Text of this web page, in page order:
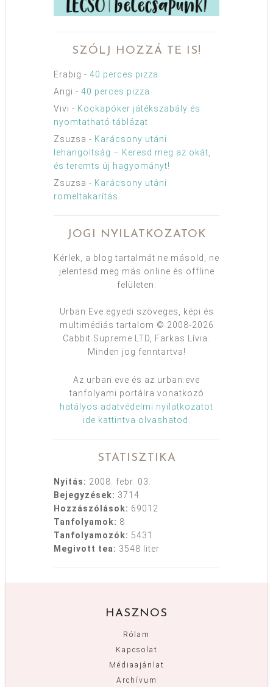
SZÓLJ HOZZÁ TE IS!
Erabig - 40 perces pizza
Angi - 40 perces pizza
Vivi - Kockapóker játékszabály és
nyomtatható táblázat
Zsuzsa - Karácsony utáni
lehangoltság – Keresd meg az okát,
és teremts új hagyományt!
Zsuzsa - Karácsony utáni
romeltakarítás
JOGI NYILATKOZATOK
Kérlek, a blog tartalmát ne másold, ne
jelentesd meg más online és offline
felületen.
Urban:Eve egyedi szöveges, képi és
multimédiás tartalom © 2008-2026
Cabbit Supreme LTD, Farkas Lívia.
Minden jog fenntartva!
Az urban:eve és az urban:eve
tanfolyami portálra vonatkozó
hatályos adatvédelmi nyilatkozatot
ide kattintva olvashatod
STATISZTIKA
Nyitás: 2008. febr. 03.
Bejegyzések: 3714
Hozzászólások: 69012
Tanfolyamok: 8
Tanfolyamozók: 5431
Megivott tea: 3548 liter
HASZNOS
Rólam
Kapcsolat
Médiaajánlat
Archívum